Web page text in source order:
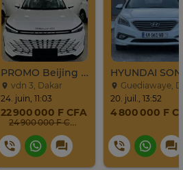
PROMO Beijing X7 / 2025
vdn 3, Dakar
24. juin, 11:03
22 900 000 F CFA
24 900 000 F CFA
Guediawaye,
20. juil., 13:52
4 800 000 F